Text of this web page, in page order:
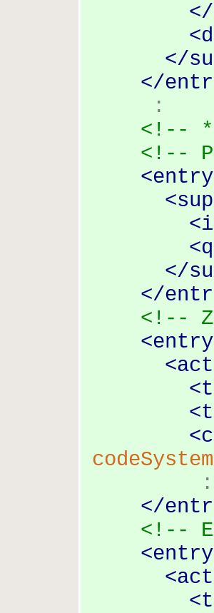
</
<
</
</
:
<!--
<!--
<
<
<
<
</
</
<!--
<
<act
<
<
<
</
<!--
<
<act
<